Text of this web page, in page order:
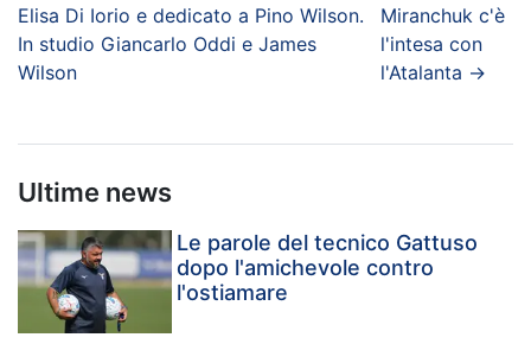
Elisa Di Iorio e dedicato a Pino Wilson.
In studio Giancarlo Oddi e James
Wilson
Miranchuk c'è
l'intesa con
l'Atalanta →
Ultime news
Le parole del tecnico Gattuso
dopo l'amichevole contro
l'ostiamare